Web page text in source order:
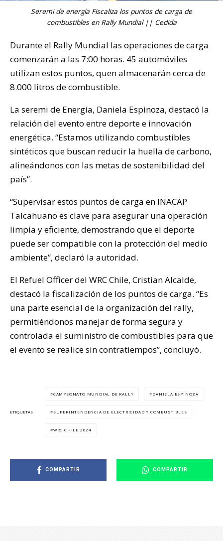
Seremi de energía Fiscaliza los puntos de carga de
combustibles en Rally Mundial || Cedida
Durante el Rally Mundial las operaciones de carga
comenzarán a las 7:00 horas. 45 automóviles
utilizan estos puntos, quen almacenarán cerca de
8.000 litros de combustible.
La seremi de Energía, Daniela Espinoza, destacó la
relación del evento entre deporte e innovación
energética. “Estamos utilizando combustibles
sintéticos que buscan reducir la huella de carbono,
alineándonos con las metas de sostenibilidad del
país”.
“Supervisar estos puntos de carga en INACAP
Talcahuano es clave para asegurar una operación
limpia y eficiente, demostrando que el deporte
puede ser compatible con la protección del medio
ambiente”, declaró la autoridad.
El Refuel Officer del WRC Chile, Cristian Alcalde,
destacó la fiscalización de los puntos de carga. “Es
una parte esencial de la organización del rally,
permitiéndonos manejar de forma segura y
controlada el suministro de combustibles para que
el evento se realice sin contratiempos”, concluyó.
ETIQUETAS
CAMPEONATO MUNDIAL DE RALLY DANIELA ESPINOZA
SUPERINTENDENCIA DE ELECTRICIDAD Y COMBUSTIBLES
WRC CHILE 2024
COMPARTIR COMPARTIR